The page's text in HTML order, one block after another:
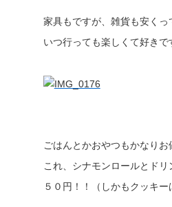
家具もですが、雑貨も安く
いつ行っても楽しくて好きで
ごはんとかおやつもかなりお
これ、シナモンロールとドリ
５０円！！（しかもクッキー